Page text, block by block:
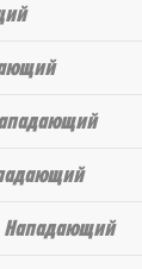
Нападающий